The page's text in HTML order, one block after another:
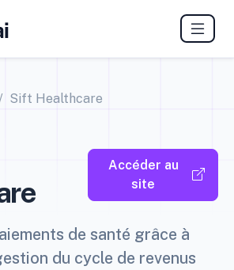
Sift Healthcare
Accéder au
site
de santé grâce à
du cycle de revenus